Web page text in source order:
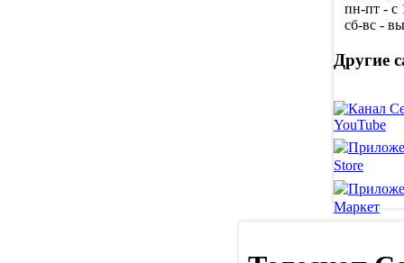
пн-пт - с
сб-вс -
Другие